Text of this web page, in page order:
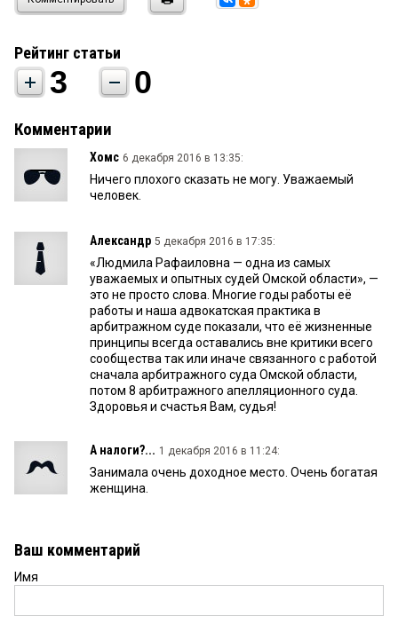
Рейтинг статьи
3 0
Комментарии
Хомс 6 декабря 2016 в 13:35:
Ничего плохого сказать не могу. Уважаемый
человек.
Александр 5 декабря 2016 в 17:35:
«Людмила Рафаиловна — одна из самых
уважаемых и опытных судей Омской области», —
это не просто слова. Многие годы работы её
работы и наша адвокатская практика в
арбитражном суде показали, что её жизненные
принципы всегда оставались вне критики всего
сообщества так или иначе связанного с работой
сначала арбитражного суда Омской области,
потом 8 арбитражного апелляционного суда.
Здоровья и счастья Вам, судья!
А налоги?... 1 декабря 2016 в 11:24:
Занимала очень доходное место. Очень богатая
женщина.
Ваш комментарий
Имя